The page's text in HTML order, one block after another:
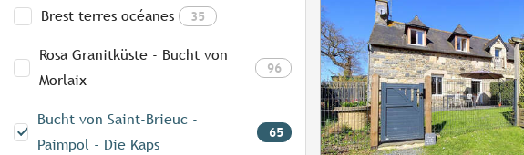
Brest terres océanes 35
Rosa Granitküste - Bucht von
Morlaix
96
Bucht von Saint-Brieuc -
Paimpol - Die Kaps
65